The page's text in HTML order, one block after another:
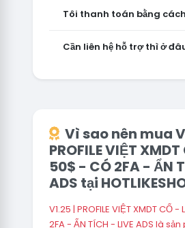
Tôi thanh toán bằng
Cần liên hệ hỗ trợ thì ở
Vì sao nên mua
PROFILE VIỆT
50$ - CÓ 2FA - ẨN
ADS tại
V1.25 | PROFILE VIỆT XMDT CỔ
2FA - ẨN TÍCH - LIVE ADS là